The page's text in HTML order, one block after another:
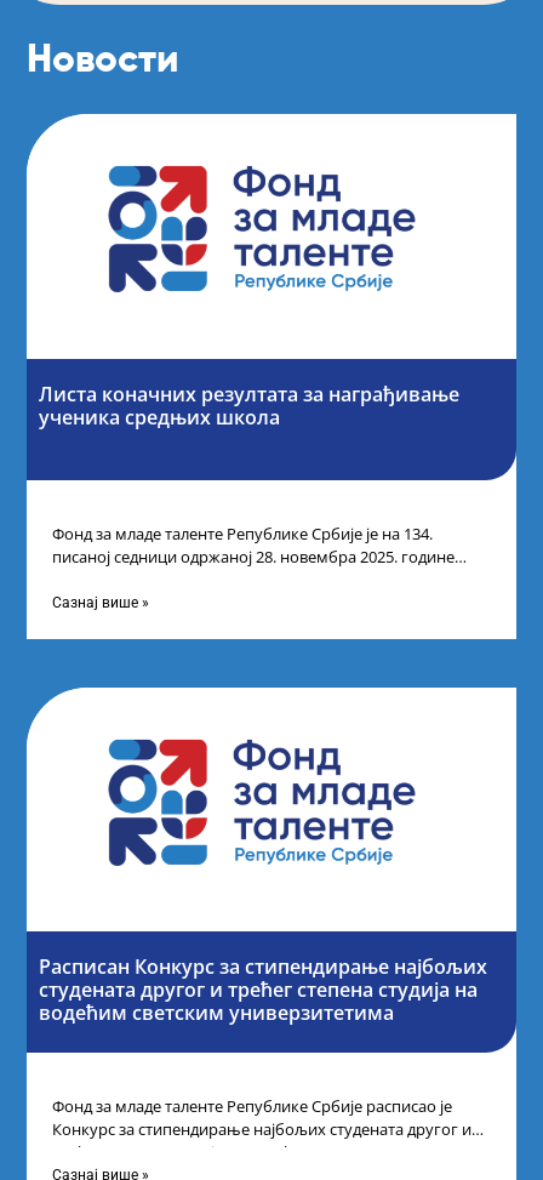
Новости
Листа коначних резултата за награђивање
ученика средњих школа
Фонд за младе таленте Републике Србије је на 134.
писаној седници одржаној 28. новембра 2025. године
Сазнај више »
Расписан Конкурс за стипендирање најбољих
студената другог и трећег степена студија на
водећим светским универзитетима
Фонд за младе таленте Републике Србије расписао је
Конкурс за стипендирање најбољих студената другог и
трећег степена студија на водећим
Сазнај више »